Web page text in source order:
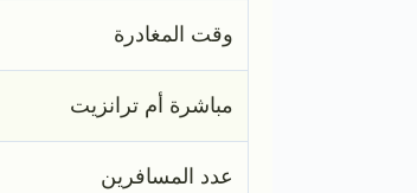
وقت المغادرة
مباشرة أم ترانزيت
عدد المسافرين